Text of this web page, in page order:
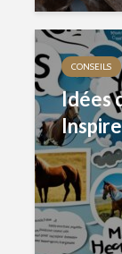
CONSEILS
Idées